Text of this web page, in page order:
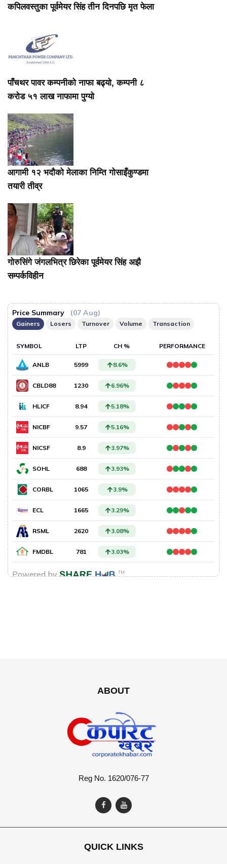
कपिलवस्तुका पूर्वमेयर सिंह तीन दिनपछि मृत फेला
पाँचथर पावर कम्पनीको नाफा बढ्यो, कम्पनी ८
करोड ५१ लाख नाफामा पुग्यो
आगामी १२ भदौको मेलाका निम्ति गोसाइँकुण्डमा
तयारी तीव्र
गोरुसिंगे जंगलभित्र छिरेका पूर्वमेयर सिंह अझै
सम्पर्कविहीन
ABOUT
Reg No. 1620/076-77
QUICK LINKS